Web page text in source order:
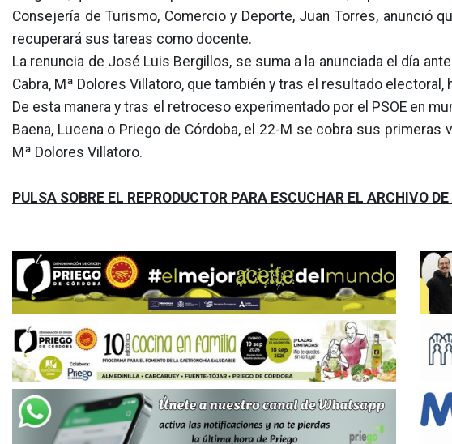
Consejería de Turismo, Comercio y Deporte, Juan Torres, anunció
recuperará sus tareas como docente.
La renuncia de José Luis Bergillos, se suma a la anunciada el día
Cabra, Mª Dolores Villatoro, que también y tras el resultado
De esta manera y tras el retroceso experimentado por el PSOE en
Baena, Lucena o Priego de Córdoba, el 22-M se cobra sus
Mª Dolores Villatoro.
PULSA SOBRE EL REPRODUCTOR PARA ESCUCHAR EL ARCHIVO